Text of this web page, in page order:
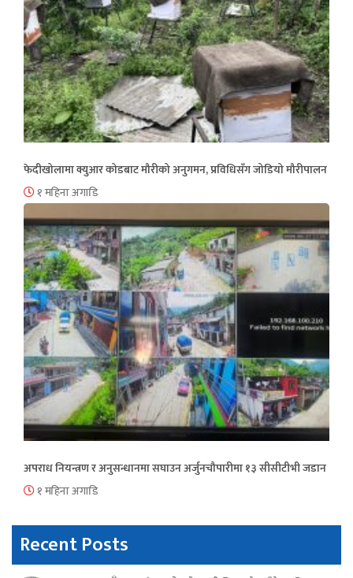
फेदीखोलामा क्युआर कोडबाट मौरीको अनुगमन, प्रविधिसँग जोडियो मौरीपालन
१ महिना अगाडि
अपराध नियन्त्रण र अनुसन्धानमा सघाउन अर्जुनचौपारीमा १३ सीसीटीभी जडान
१ महिना अगाडि
Recent Posts